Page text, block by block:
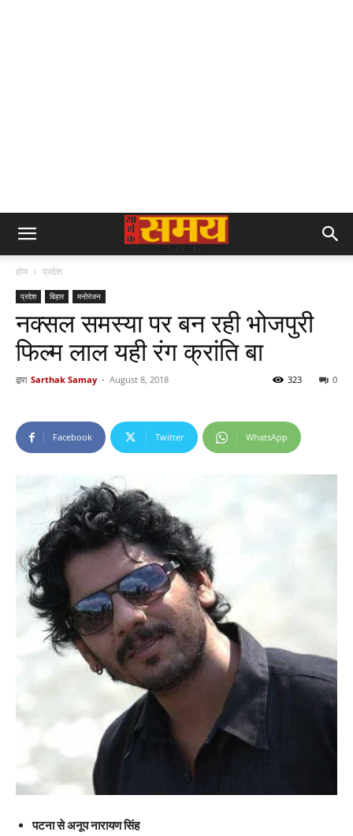
होम प्रदेश
प्रदेश बिहार मनोरंजन
नक्सल समस्या पर बन रही भोजपुरी
फिल्म लाल यही रंग क्रांति बा
द्वारा Sarthak Samay - August 8, 2018 0
323
Facebook Twitter WhatsApp
पटना से अनूप नारायण सिंह